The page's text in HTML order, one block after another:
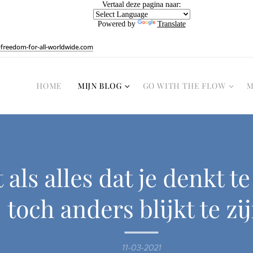
Vertaal deze pagina naar:
Powered by Translate
for-all-worldwide.com
HOME MIJN BLOG GO WITH THE FLOW
als alles dat je denkt
toch anders blijkt te
11-03-2021